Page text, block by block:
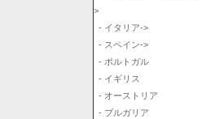
>
- イタリア->
- スペイン->
- ポルトガル
- イギリス
- オーストリア
- ブルガリア